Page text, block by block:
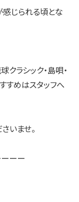
じられる頃とな
クラシック・島唄・
すめはスタッフへ
いませ。
ーー